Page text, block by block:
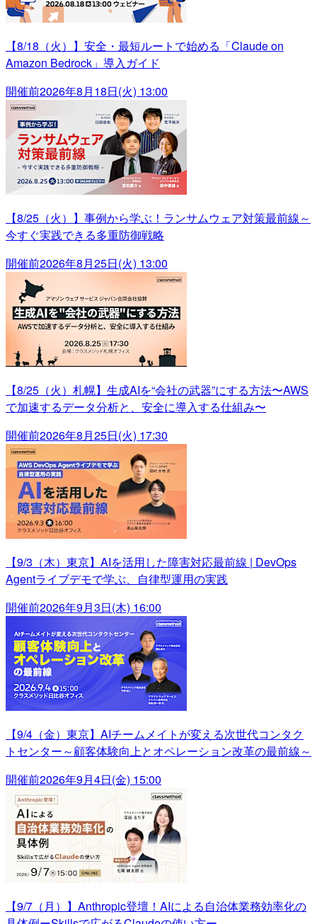
【8/18（火）】安全・最短ルートで始める「Claude on
Amazon Bedrock」導入ガイド
開催前2026年8月18日(火) 13:00
【8/25（火）】事例から学ぶ！ランサムウェア対策最前線～
今すぐ実践できる多重防御戦略
開催前2026年8月25日(火) 13:00
【8/25（火）札幌】生成AIを“会社の武器”にする方法〜AWS
で加速するデータ分析と、安全に導入する仕組み〜
開催前2026年8月25日(火) 17:30
【9/3（木）東京】AIを活用した障害対応最前線 | DevOps
Agentライブデモで学ぶ、自律型運用の実践
開催前2026年9月3日(木) 16:00
【9/4（金）東京】AIチームメイトが変える次世代コンタク
トセンター～顧客体験向上とオペレーション改革の最前線～
開催前2026年9月4日(金) 15:00
【9/7（月）】Anthropic登壇！AIによる自治体業務効率化の